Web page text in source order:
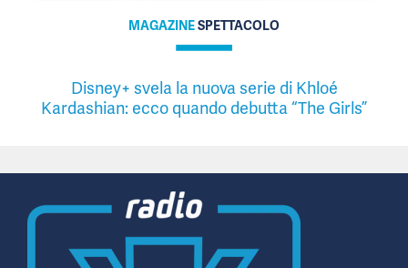
MAGAZINESPETTACOLO
Disney+ svela la nuova serie di Khloé
Kardashian: ecco quando debutta “The Girls”